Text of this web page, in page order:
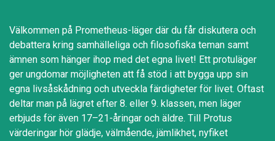
Välkommen på Prometheus-läger där du får diskutera och
debattera kring samhälleliga och filosofiska teman samt
ämnen som hänger ihop med det egna livet! Ett protuläger
ger ungdomar möjligheten att få stöd i att bygga upp sin
egna livsåskådning och utveckla färdigheter för livet. Oftast
deltar man på lägret efter 8. eller 9. klassen, men läger
erbjuds för även 17–21-åringar och äldre. Till Protus
värderingar hör glädje, välmående, jämlikhet, nyfiket